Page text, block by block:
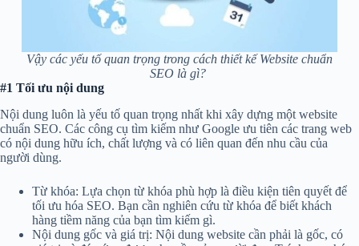
Vậy các yếu tố quan trọng trong cách thiết kế Website chuẩn
SEO là gì?
#1 Tối ưu nội dung
Nội dung luôn là yếu tố quan trọng nhất khi xây dựng một website
chuẩn SEO. Các công cụ tìm kiếm như Google ưu tiên các trang web
có nội dung hữu ích, chất lượng và có liên quan đến nhu cầu của
người dùng.
Từ khóa: Lựa chọn từ khóa phù hợp là điều kiện tiên quyết để
tối ưu hóa SEO. Bạn cần nghiên cứu từ khóa để biết khách
hàng tiềm năng của bạn tìm kiếm gì.
Nội dung gốc và giá trị: Nội dung website cần phải là gốc, có